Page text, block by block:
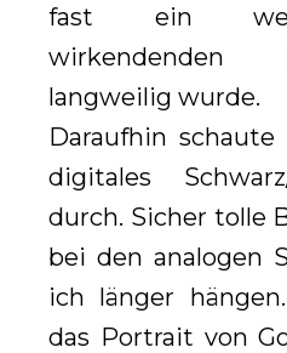
fast ein
langweilig wurde.
Daraufhin
digitales
durch. Sicher tolle
bei den analogen
ich länger
das Portrait von